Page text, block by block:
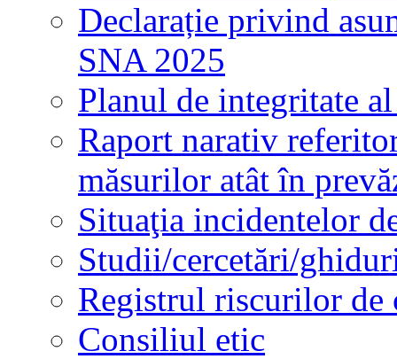
Declarație privind
SNA 2025
Planul de integritate
Raport narativ
măsurilor atât în
Situaţia incidentelor
Studii/cercetări/
Registrul riscurilor de
Consiliul etic